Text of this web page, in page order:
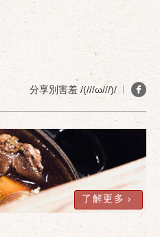
分享別害羞 /(///ω///)/
了解更多